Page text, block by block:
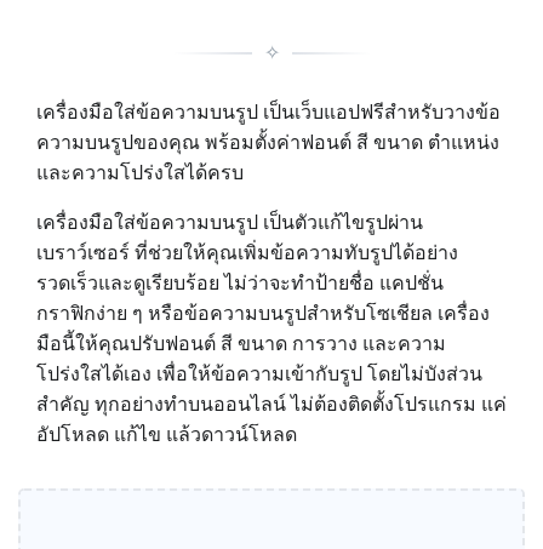
✧
เครื่องมือใส่ข้อความบนรูป เป็นเว็บแอปฟรีสำหรับวางข้อ
ความบนรูปของคุณ พร้อมตั้งค่าฟอนต์ สี ขนาด ตำแหน่ง
และความโปร่งใสได้ครบ
เครื่องมือใส่ข้อความบนรูป เป็นตัวแก้ไขรูปผ่าน
เบราว์เซอร์ ที่ช่วยให้คุณเพิ่มข้อความทับรูปได้อย่าง
รวดเร็วและดูเรียบร้อย ไม่ว่าจะทำป้ายชื่อ แคปชั่น
กราฟิกง่าย ๆ หรือข้อความบนรูปสำหรับโซเชียล เครื่อง
มือนี้ให้คุณปรับฟอนต์ สี ขนาด การวาง และความ
โปร่งใสได้เอง เพื่อให้ข้อความเข้ากับรูป โดยไม่บังส่วน
สำคัญ ทุกอย่างทำบนออนไลน์ ไม่ต้องติดตั้งโปรแกรม แค่
อัปโหลด แก้ไข แล้วดาวน์โหลด